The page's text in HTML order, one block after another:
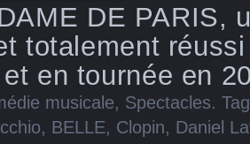
DE PARIS,
totalement
en tournée en
musicale, Spectacles.
, BELLE, Clopin, Daniel